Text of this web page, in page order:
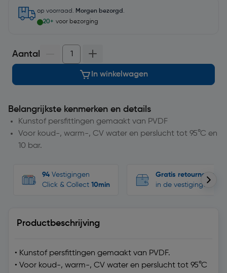
op voorraad. Morgen bezorgd .
20+ voor bezorging
Aantal
In winkelwagen
Belangrijkste kenmerken en details
Kunstof persfittingen gemaakt van PVDF
Voor koud-, warm-, CV water en perslucht tot 95°C en
10 bar.
94 Vestigingen
Click & Collect 10min
Gratis retourneren
in de vestigingen
Productbeschrijving
• Kunstof persfittingen gemaakt van PVDF.
• Voor koud-, warm-, CV water en perslucht tot 95°C